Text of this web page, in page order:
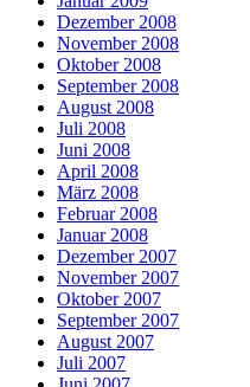
Dezember 2008
November 2008
Oktober 2008
September 2008
August 2008
Juli 2008
Juni 2008
April 2008
März 2008
Februar 2008
Januar 2008
Dezember 2007
November 2007
Oktober 2007
September 2007
August 2007
Juli 2007